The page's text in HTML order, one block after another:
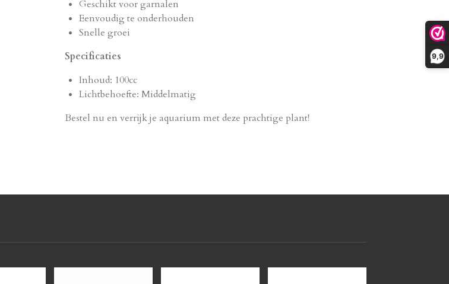
9,9
Geschikt voor garnalen
Eenvoudig te onderhouden
Snelle groei
Specificaties
Inhoud: 100cc
Lichtbehoefte: Middelmatig
Bestel nu en verrijk je aquarium met deze prachtige plant!